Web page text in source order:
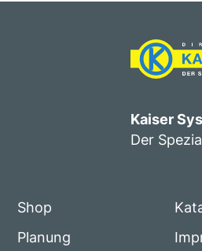
Kaiser
Der
Shop
Planung